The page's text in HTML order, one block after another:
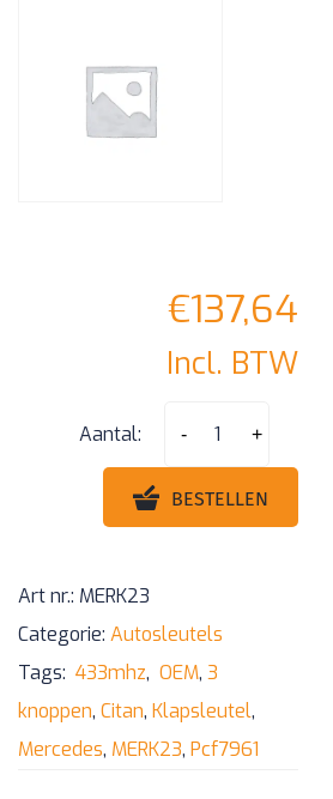
€137,64
Incl. BTW
Aantal: -
3
knoppen
433mhz
aantal
+
BESTELLEN
Art nr.: MERK23
Categorie: Autosleutels
Tags: 433mhz, OEM, 3
knoppen, Citan, Klapsleutel,
Mercedes, MERK23, Pcf7961